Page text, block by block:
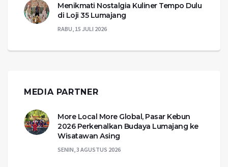
Menikmati Nostalgia Kuliner Tempo Dulu
di Loji 35 Lumajang
RABU, 15 JULI 2026
MEDIA PARTNER
More Local More Global, Pasar Kebun
2026 Perkenalkan Budaya Lumajang ke
Wisatawan Asing
SENIN, 3 AGUSTUS 2026